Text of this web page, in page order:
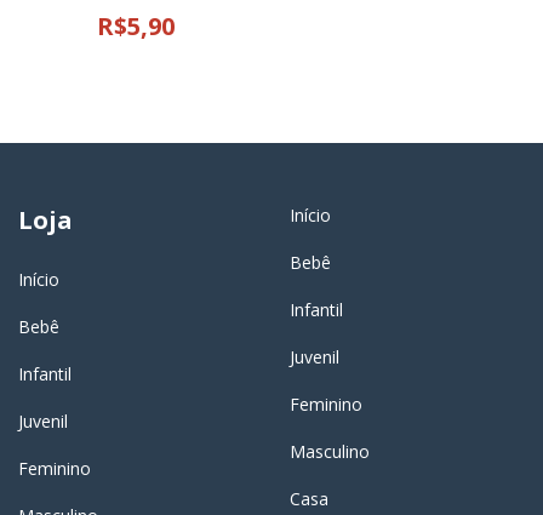
R$5,90
Loja
Início
Bebê
Infantil
Juvenil
Feminino
Início
Bebê
Infantil
Juvenil
Feminino
Masculino
Casa